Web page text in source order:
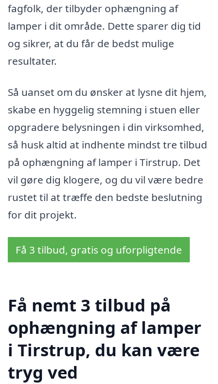
fagfolk, der tilbyder ophængning af
lamper i dit område. Dette sparer dig tid
og sikrer, at du får de bedst mulige
resultater.
Så uanset om du ønsker at lysne dit hjem,
skabe en hyggelig stemning i stuen eller
opgradere belysningen i din virksomhed,
så husk altid at indhente mindst tre tilbud
på ophængning af lamper i Tirstrup. Det
vil gøre dig klogere, og du vil være bedre
rustet til at træffe den bedste beslutning
for dit projekt.
Få 3 tilbud, gratis og uforpligtende
Få nemt 3 tilbud på
ophængning af lamper
i Tirstrup, du kan være
tryg ved